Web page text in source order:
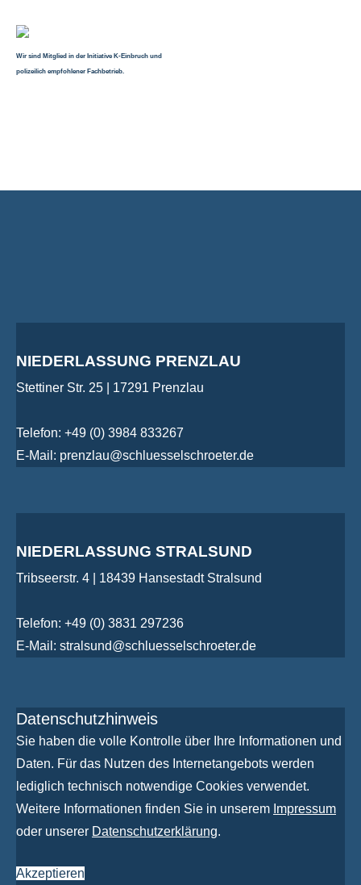
Wir sind Mitglied in der Initiative K-Einbruch und
polizeilich empfohlener Fachbetrieb.
NIEDERLASSUNG PRENZLAU
Stettiner Str. 25 | 17291 Prenzlau
Telefon: +49 (0) 3984 833267
E-Mail: prenzlau@schluesselschroeter.de
NIEDERLASSUNG STRALSUND
Tribseerstr. 4 | 18439 Hansestadt Stralsund
Telefon: +49 (0) 3831 297236
E-Mail: stralsund@schluesselschroeter.de
Datenschutzhinweis
Sie haben die volle Kontrolle über Ihre Informationen und
Daten. Für das Nutzen des Internetangebots werden
lediglich technisch notwendige Cookies verwendet.
Weitere Informationen finden Sie in unserem Impressum
oder unserer Datenschutzerklärung.
Akzeptieren